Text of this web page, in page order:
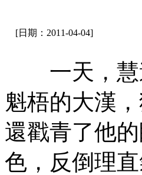
[日期：2011-04-04]
一天，慧
魁梧的大漢
還戳青了他
色，反倒理